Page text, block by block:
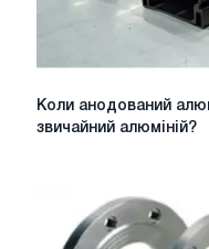
Коли
анодований
звичайний
Коли анодований
звичайний алюміній?